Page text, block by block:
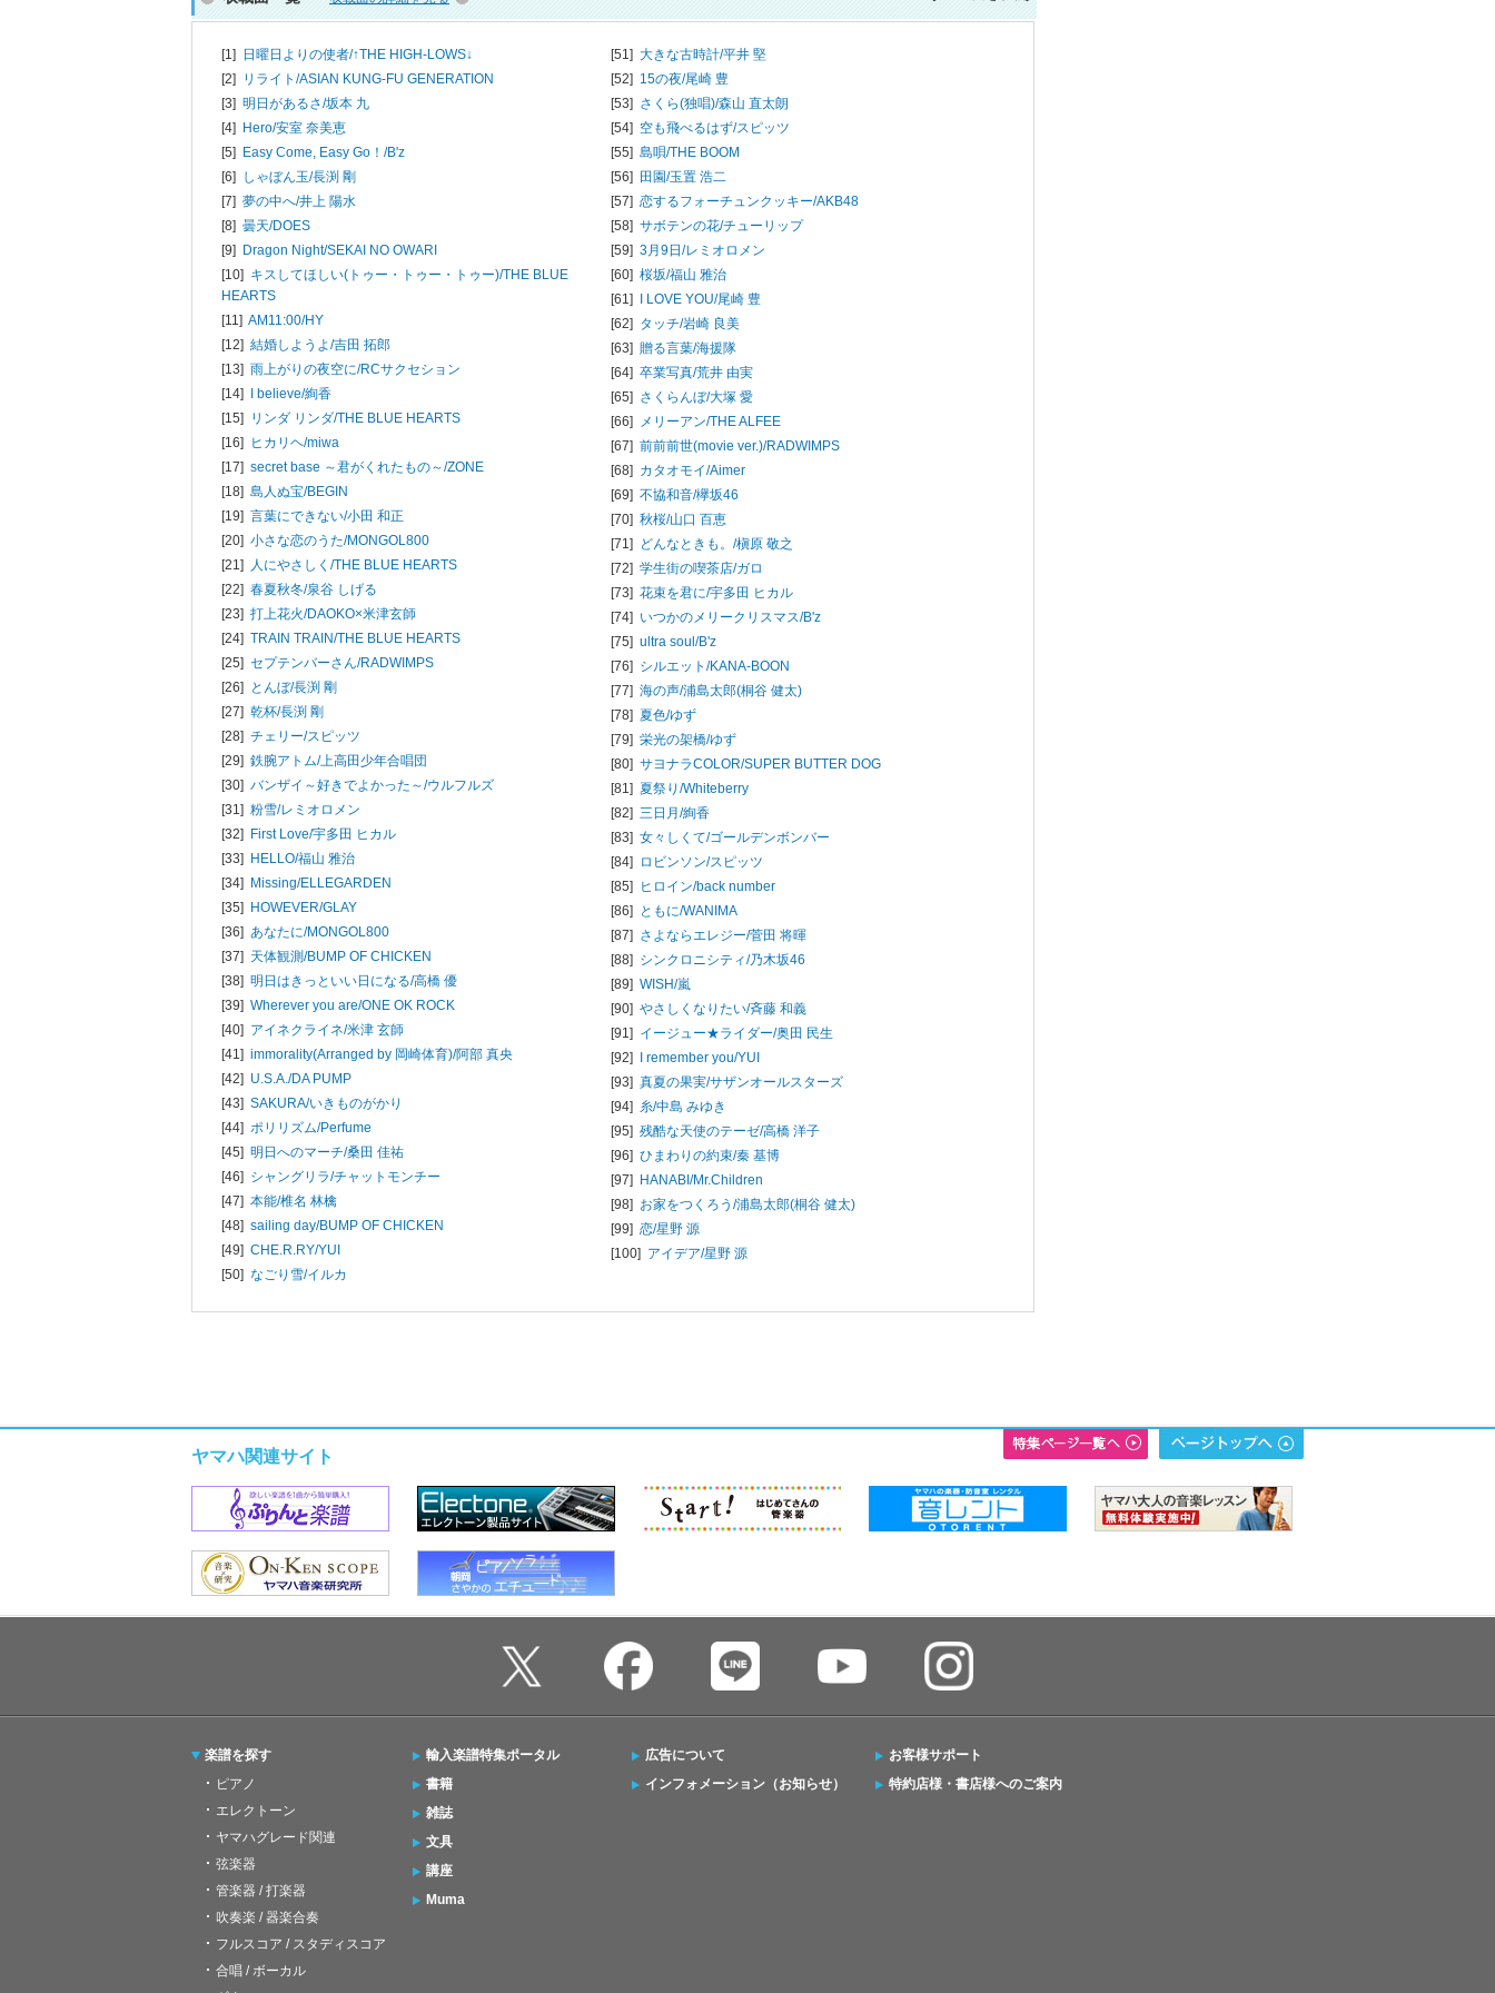
[1] 日曜日よりの使者/↑THE HIGH-LOWS↓
[2] リライト/ASIAN KUNG-FU GENERATION
[3] 明日があるさ/坂本 九
[4] Hero/安室 奈美恵
[5] Easy Come, Easy Go！/B'z
[6] しゃぼん玉/長渕 剛
[7] 夢の中へ/井上 陽水
[8] 曇天/DOES
[9] Dragon Night/SEKAI NO OWARI
[10] キスしてほしい(トゥー・トゥー・トゥー)/THE BLUE
HEARTS
[11] AM11:00/HY
[12] 結婚しようよ/吉田 拓郎
[13] 雨上がりの夜空に/RCサクセション
[14] I believe/絢香
[15] リンダ リンダ/THE BLUE HEARTS
[16] ヒカリヘ/miwa
[17] secret base ～君がくれたもの～/ZONE
[18] 島人ぬ宝/BEGIN
[19] 言葉にできない/小田 和正
[20] 小さな恋のうた/MONGOL800
[21] 人にやさしく/THE BLUE HEARTS
[22] 春夏秋冬/泉谷 しげる
[23] 打上花火/DAOKO×米津玄師
[24] TRAIN TRAIN/THE BLUE HEARTS
[25] セプテンバーさん/RADWIMPS
[26] とんぼ/長渕 剛
[27] 乾杯/長渕 剛
[28] チェリー/スピッツ
[29] 鉄腕アトム/上高田少年合唱団
[30] バンザイ～好きでよかった～/ウルフルズ
[31] 粉雪/レミオロメン
[32] First Love/宇多田 ヒカル
[33] HELLO/福山 雅治
[34] Missing/ELLEGARDEN
[35] HOWEVER/GLAY
[36] あなたに/MONGOL800
[37] 天体観測/BUMP OF CHICKEN
[38] 明日はきっといい日になる/高橋 優
[39] Wherever you are/ONE OK ROCK
[40] アイネクライネ/米津 玄師
[41] immorality(Arranged by 岡崎体育)/阿部 真央
[42] U.S.A./DA PUMP
[43] SAKURA/いきものがかり
[44] ポリリズム/Perfume
[45] 明日へのマーチ/桑田 佳祐
[46] シャングリラ/チャットモンチー
[47] 本能/椎名 林檎
[48] sailing day/BUMP OF CHICKEN
[49] CHE.R.RY/YUI
[50] なごり雪/イルカ
[51] 大きな古時計/平井 堅
[52] 15の夜/尾崎 豊
[53] さくら(独唱)/森山 直太朗
[54] 空も飛べるはず/スピッツ
[55] 島唄/THE BOOM
[56] 田園/玉置 浩二
[57] 恋するフォーチュンクッキー/AKB48
[58] サボテンの花/チューリップ
[59] 3月9日/レミオロメン
[60] 桜坂/福山 雅治
[61] I LOVE YOU/尾崎 豊
[62] タッチ/岩崎 良美
[63] 贈る言葉/海援隊
[64] 卒業写真/荒井 由実
[65] さくらんぼ/大塚 愛
[66] メリーアン/THE ALFEE
[67] 前前前世(movie ver.)/RADWIMPS
[68] カタオモイ/Aimer
[69] 不協和音/欅坂46
[70] 秋桜/山口 百恵
[71] どんなときも。/槇原 敬之
[72] 学生街の喫茶店/ガロ
[73] 花束を君に/宇多田 ヒカル
[74] いつかのメリークリスマス/B'z
[75] ultra soul/B'z
[76] シルエット/KANA-BOON
[77] 海の声/浦島太郎(桐谷 健太)
[78] 夏色/ゆず
[79] 栄光の架橋/ゆず
[80] サヨナラCOLOR/SUPER BUTTER DOG
[81] 夏祭り/Whiteberry
[82] 三日月/絢香
[83] 女々しくて/ゴールデンボンバー
[84] ロビンソン/スピッツ
[85] ヒロイン/back number
[86] ともに/WANIMA
[87] さよならエレジー/菅田 将暉
[88] シンクロニシティ/乃木坂46
[89] WISH/嵐
[90] やさしくなりたい/斉藤 和義
[91] イージュー★ライダー/奥田 民生
[92] I remember you/YUI
[93] 真夏の果実/サザンオールスターズ
[94] 糸/中島 みゆき
[95] 残酷な天使のテーゼ/高橋 洋子
[96] ひまわりの約束/秦 基博
[97] HANABI/Mr.Children
[98] お家をつくろう/浦島太郎(桐谷 健太)
[99] 恋/星野 源
[100] アイデア/星野 源
ヤマハ関連サイト
楽譜を探す
ピアノ
エレクトーン
ヤマハグレード関連
弦楽器
管楽器 / 打楽器
吹奏楽 / 器楽合奏
フルスコア / スタディスコア
合唱 / ボーカル
輸入楽譜特集ポータル
書籍
雑誌
文具
講座
Muma
広告について
インフォメーション（お知らせ）
お客様サポート
特約店様・書店様へのご案内